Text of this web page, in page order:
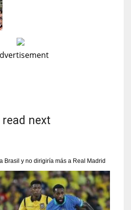
next
Brasil y no dirigiría más a Real Madrid